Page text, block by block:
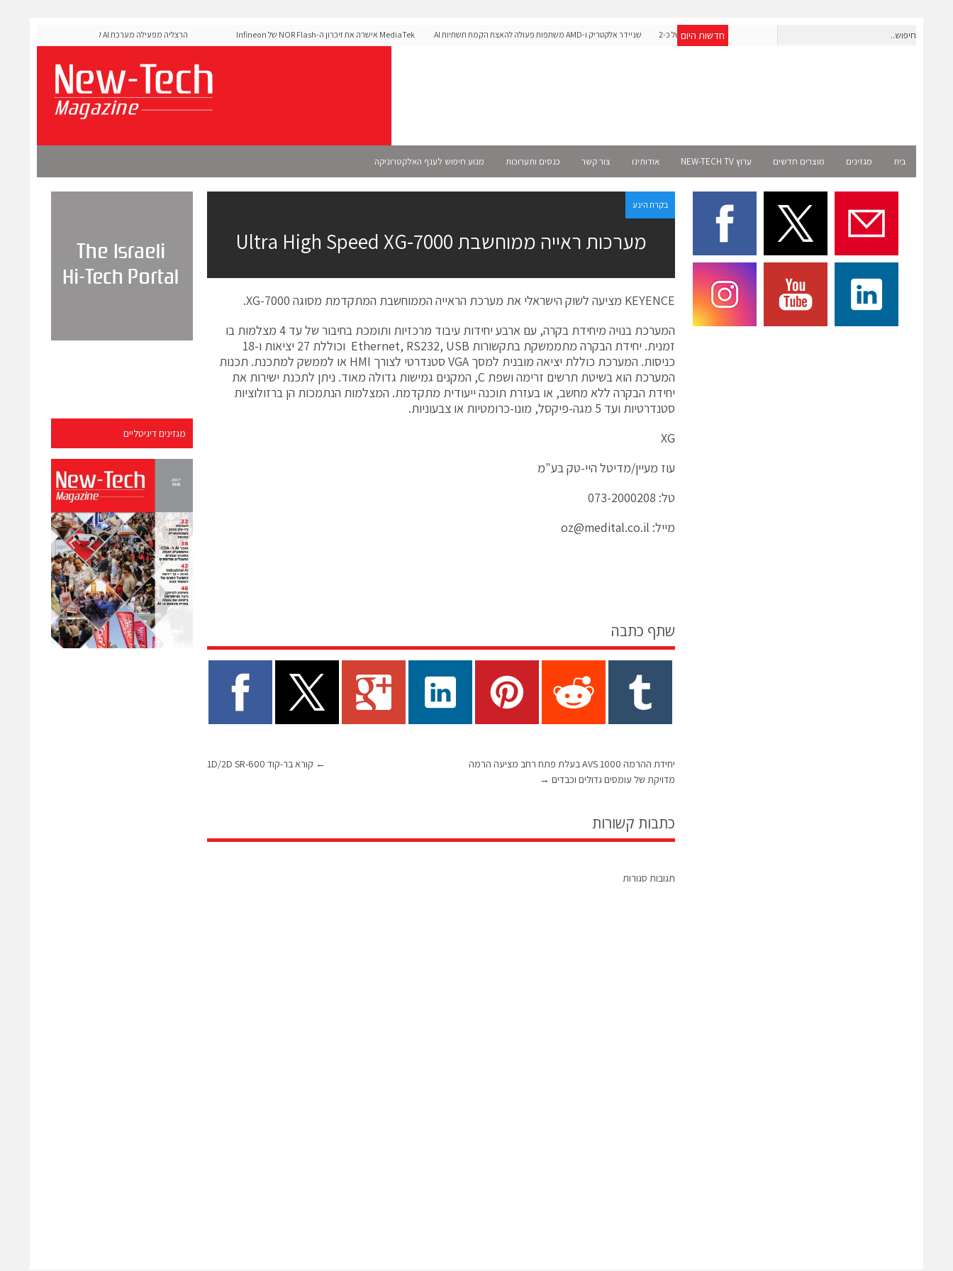
חדשות היום
אפולו פאוור תקים עבור אמזון פרויקט סולארי בצרפת בהיקף של כ-2
שניידר אלקטריק ו-AMD משתפות פעולה להאצת הקמת תשתיות AI
MediaTek אישרה את זיכרון ה-NOR Flash של Infineon
הרצליה מפעילה מערכת AI לניהול אדפטיבי של רמזורים
בית מגזינים מוצרים חדשים ערוץ NEW-TECH TV אודותינו צור קשר כנסים ותערוכות מנוע חיפוש לענף האלקטרוניקה
מגזינים דיגיטליים
בקרת הינע
מערכות ראייה ממוחשבת Ultra High Speed XG-7000
KEYENCE מציעה לשוק הישראלי את מערכת הראייה הממוחשבת המתקדמת מסוגה XG-7000.
המערכת בנויה מיחידת בקרה, עם ארבע יחידות עיבוד מרכזיות ותומכת בחיבור של עד 4 מצלמות בו
זמנית. יחידת הבקרה מתממשקת בתקשורות Ethernet, RS232, USB וכוללת 27 יציאות ו-18
כניסות. המערכת כוללת יציאה מובנית למסך VGA סטנדרטי לצורך HMI או לממשק למתכנת. תכנות
המערכת הוא בשיטת תרשים זרימה ושפת C, המקנים גמישות גדולה מאוד. ניתן לתכנת ישירות את
יחידת הבקרה ללא מחשב, או בעזרת תוכנה ייעודית מתקדמת. המצלמות הנתמכות הן ברזולוציות
סטנדרטיות ועד 5 מגה-פיקסל, מונו-כרומטיות או צבעוניות.
XG
עוז מעיין/מדיטל היי-טק בע"מ
טל: 073-2000208
מייל: oz@medital.co.il
שתף כתבה
← קורא בר-קוד 1D/2D SR-600
יחידת ההרמה AVS 1000 בעלת פתח רחב מציעה הרמה
מדויקת של עומסים גדולים וכבדים →
כתבות קשורות
תגובות סגורות